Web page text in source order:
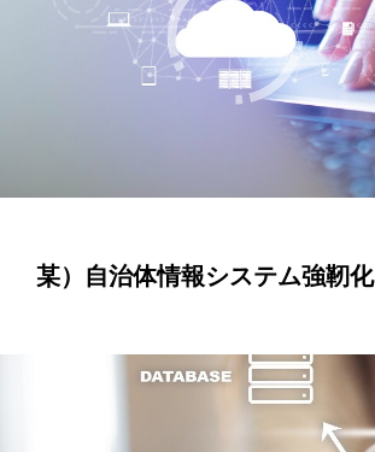
某）自治体情報システム強靭化